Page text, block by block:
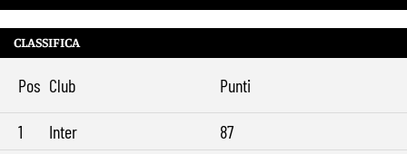
CLASSIFICA
Pos Club Punti
1 Inter
87